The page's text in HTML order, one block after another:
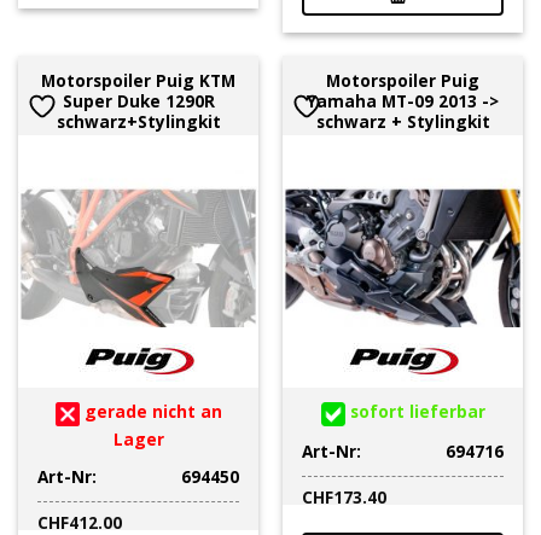
Motorspoiler Puig KTM
Super Duke 1290R
schwarz+Stylingkit
gerade nicht an
Lager
Art-Nr:
694450
CHF412.00
Motorspoiler Puig
Yamaha MT-09 2013 ->
schwarz + Stylingkit
sofort lieferbar
Art-Nr:
694716
CHF173.40